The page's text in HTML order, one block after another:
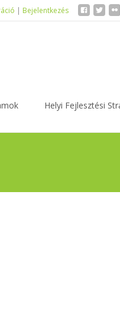
| Bejelentkezés
Helyi Fejlesztési